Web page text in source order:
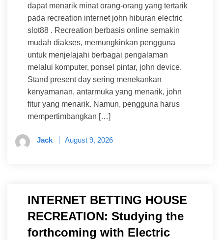
dapat menarik minat orang-orang yang tertarik
pada recreation internet john hiburan electric
slot88 . Recreation berbasis online semakin
mudah diakses, memungkinkan pengguna
untuk menjelajahi berbagai pengalaman
melalui komputer, ponsel pintar, john device.
Stand present day sering menekankan
kenyamanan, antarmuka yang menarik, john
fitur yang menarik. Namun, pengguna harus
mempertimbangkan […]
Jack August 9, 2026
INTERNET BETTING HOUSE
RECREATION: Studying the
forthcoming with Electric